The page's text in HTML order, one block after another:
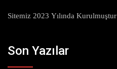
Sitemiz 2023 Yılında Kurulmuştur
Son Yazılar